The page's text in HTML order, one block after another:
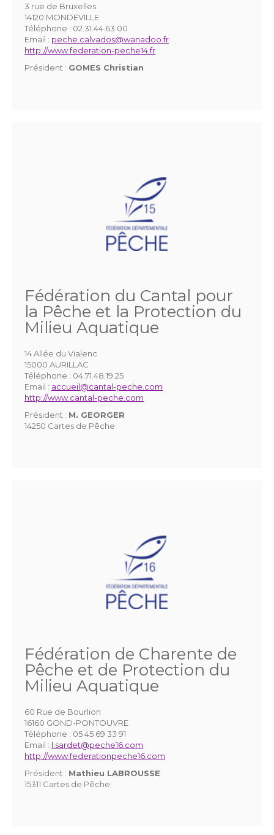
3 rue de Bruxelles
14120 MONDEVILLE
Téléphone : 02.31.44.63.00
Email : peche.calvados@wanadoo.fr
http://www.federation-peche14.fr
Président : GOMES Christian
Fédération du Cantal pour
la Pêche et la Protection du
Milieu Aquatique
14 Allée du Vialenc
15000 AURILLAC
Téléphone : 04.71.48.19.25
Email : accueil@cantal-peche.com
http://www.cantal-peche.com
Président : M. GEORGER
14250 Cartes de Pêche
Fédération de Charente de
Pêche et de Protection du
Milieu Aquatique
60 Rue de Bourlion
16160 GOND-PONTOUVRE
Téléphone : 05 45 69 33 91
Email : l.sardet@peche16.com
http://www.federationpeche16.com
Président : Mathieu LABROUSSE
15311 Cartes de Pêche